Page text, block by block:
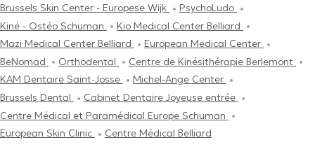
Brussels Skin Center - Europese Wijk
PsychoLudo
Kiné - Ostéo Schuman
Kio Medical Center Belliard
Mazi Medical Center Belliard
European Medical Center
BeNomad
Orthodental
Centre de Kinésithérapie Berlemont
KAM Dentaire Saint-Josse
Michel-Ange Center
Brussels Dental
Cabinet Dentaire Joyeuse entrée
Centre Médical et Paramédical Europe Schuman
European Skin Clinic
Centre Médical Belliard